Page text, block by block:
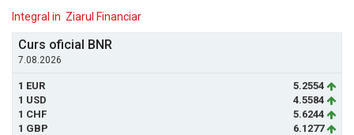
Integral in Ziarul Financiar
Curs oficial BNR
7.08.2026
1 EUR
5.2554
1 USD
4.5584
1 CHF
5.6244
1 GBP
6.1277